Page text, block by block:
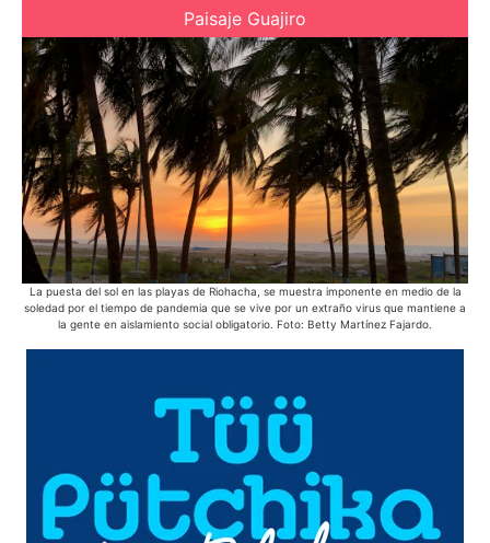
Paisaje Guajiro
La puesta del sol en las playas de Riohacha, se muestra imponente en medio de la
soledad por el tiempo de pandemia que se vive por un extraño virus que mantiene a
la gente en aislamiento social obligatorio. Foto: Betty Martínez Fajardo.